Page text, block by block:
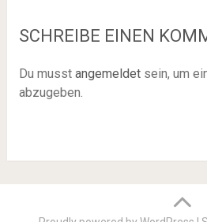
SCHREIBE EINEN
Du musst angemeldetsein, um
abzugeben.